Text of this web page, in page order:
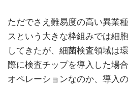
ただでさえ難易度の高い異業
スという大きな枠組みでは細
してきたが、細菌検査領域は
際に検査チップを導入した場
オペレーションなのか、導入